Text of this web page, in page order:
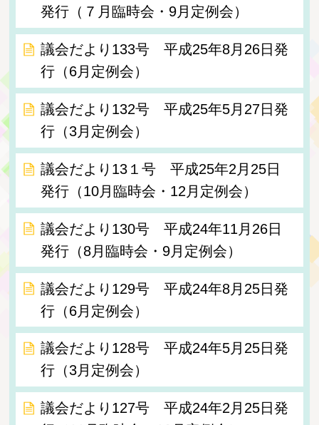
発行（７月臨時会・9月定例会）
議会だより133号 平成25年8月26日発
行（6月定例会）
議会だより132号 平成25年5月27日発
行（3月定例会）
議会だより13１号 平成25年2月25日
発行（10月臨時会・12月定例会）
議会だより130号 平成24年11月26日
発行（8月臨時会・9月定例会）
議会だより129号 平成24年8月25日発
行（6月定例会）
議会だより128号 平成24年5月25日発
行（3月定例会）
議会だより127号 平成24年2月25日発